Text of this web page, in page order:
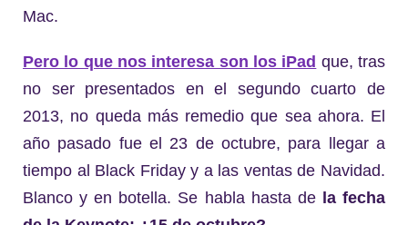
Mac.
Pero lo que nos interesa son los iPad que, tras
no ser presentados en el segundo cuarto de
2013, no queda más remedio que sea ahora. El
año pasado fue el 23 de octubre, para llegar a
tiempo al Black Friday y a las ventas de Navidad.
Blanco y en botella. Se habla hasta dela fecha